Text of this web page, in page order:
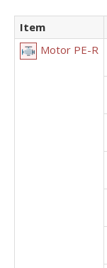
Item
Motor PE-R